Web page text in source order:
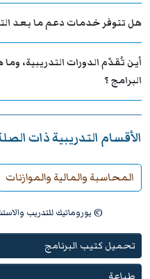
هل تتوفر خدمات دعم ما بعد
أين تُقدّم الدورات التدريبية،
البرامج ؟
الأقسام التدريبية ذات
المحاسبة والمالية والموازنات
© يوروماتيك للتدريب
تحميل كتيب البرنامج
طباعة